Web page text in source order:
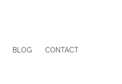
BLOG CONTACT